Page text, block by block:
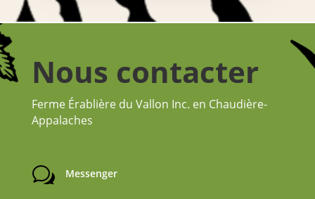
Nous contacter
Ferme Érablière du Vallon Inc. en Chaudière-
Appalaches
w Messenger